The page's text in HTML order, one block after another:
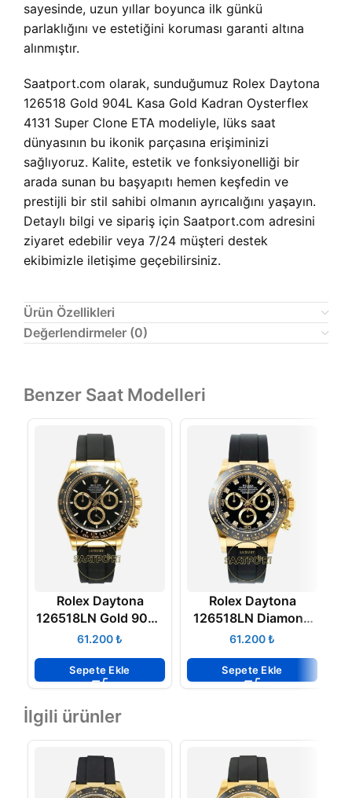
sayesinde, uzun yıllar boyunca ilk günkü
parlaklığını ve estetiğini koruması garanti altına
alınmıştır.
Saatport.com olarak, sunduğumuz Rolex Daytona
126518 Gold 904L Kasa Gold Kadran Oysterflex
4131 Super Clone ETA modeliyle, lüks saat
dünyasının bu ikonik parçasına erişiminizi
sağlıyoruz. Kalite, estetik ve fonksiyonelliği bir
arada sunan bu başyapıtı hemen keşfedin ve
prestijli bir stil sahibi olmanın ayrıcalığını yaşayın.
Detaylı bilgi ve sipariş için Saatport.com adresini
ziyaret edebilir veya 7/24 müşteri destek
ekibimizle iletişime geçebilirsiniz.
Ürün Özellikleri
Değerlendirmeler (0)
Benzer Saat Modelleri
Rolex Daytona
126518LN Gold 904L
Kasa Oysterflex 4131
₺
Sepete Ekle
Rolex Daytona
126518LN Diamond
Siyah Kadran
Super Clone ETA
₺
Sepete Ekle
İlgili ürünler